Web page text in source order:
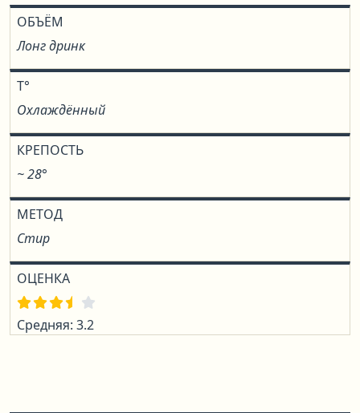
ОБЪЁМ
Лонг дринк
T°
Охлаждённый
КРЕПОСТЬ
~ 28°
МЕТОД
Стир
ОЦЕНКА
Средняя: 3.2